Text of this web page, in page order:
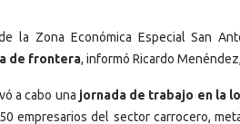
la Zona Económica Especial San
de frontera, informó Ricardo
a cabo una jornada de trabajo en la
empresarios del sector carrocero,